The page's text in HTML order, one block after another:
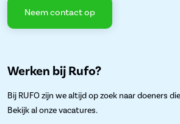
Neem contact op
Werken bij Rufo?
Bij RUFO zijn we altijd op zoek naar doeners
Bekijk al onze vacatures.